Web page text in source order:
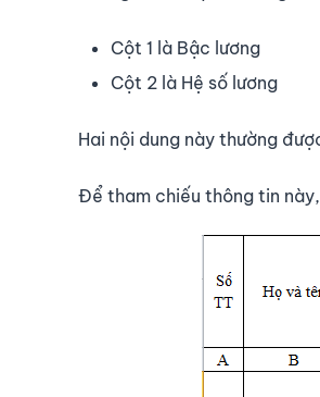
Cột 1 là Bậc lương
Cột 2 là Hệ số lương
Hai nội dung này thường
Để tham chiếu thông tin